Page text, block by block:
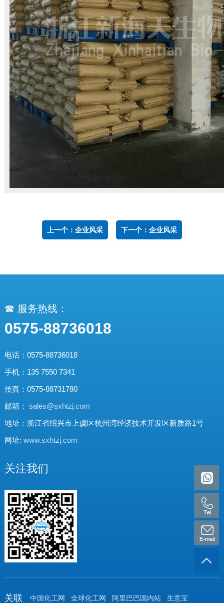
上一个：企业风采 下一个：企业风采
☎ 服务热线：
0575-88736018
电话：0575-88736018
手机：135 7550 7341
传真：0575-88731780
邮箱： sales@sxhtzj.com
地址：浙江省绍兴市上虞区杭州湾经济技术开发区新质路1号
网址: www.sxhtzj.com
关注我们
关联 中国化工网 | 全球化工网 | 阿里巴巴国内站| 生意宝